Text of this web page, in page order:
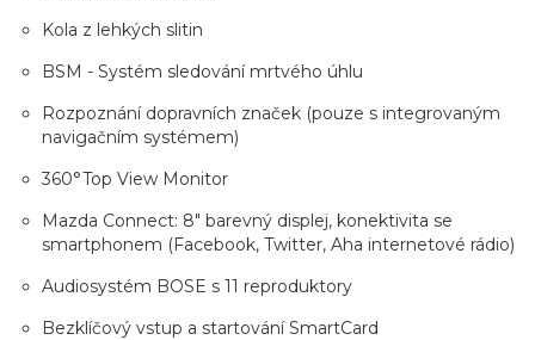
Kola z lehkých slitin
BSM - Systém sledování mrtvého úhlu
Rozpoznání dopravních značek (pouze s integrovaným
navigačním systémem)
360°Top View Monitor
Mazda Connect: 8" barevný displej, konektivita se
smartphonem (Facebook, Twitter, Aha internetové rádio)
Audiosystém BOSE s 11 reproduktory
Bezklíčový vstup a startování SmartCard